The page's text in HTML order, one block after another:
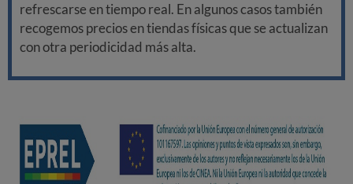
refrescarse en tiempo real. En algunos casos también
recogemos precios en tiendas físicas que se actualizan
con otra periodicidad más alta.